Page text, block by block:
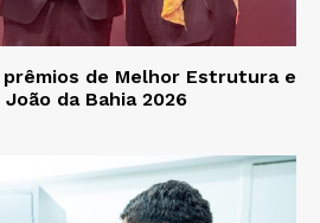
prêmios de Melhor Estrutura e
da Bahia 2026